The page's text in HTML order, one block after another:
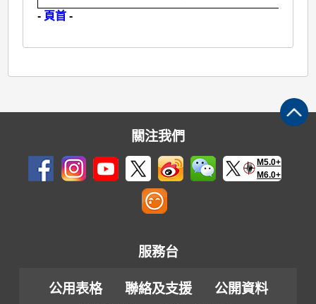
- 頁首 -
關注我們
M5.0+
M6.0+
服務台
公用表格 聯絡及支援
公開資料